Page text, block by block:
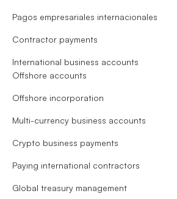
Pagos empresariales internacionales
Contractor payments
International business accounts
Offshore accounts
Offshore incorporation
Multi-currency business accounts
Crypto business payments
Paying international contractors
Global treasury management